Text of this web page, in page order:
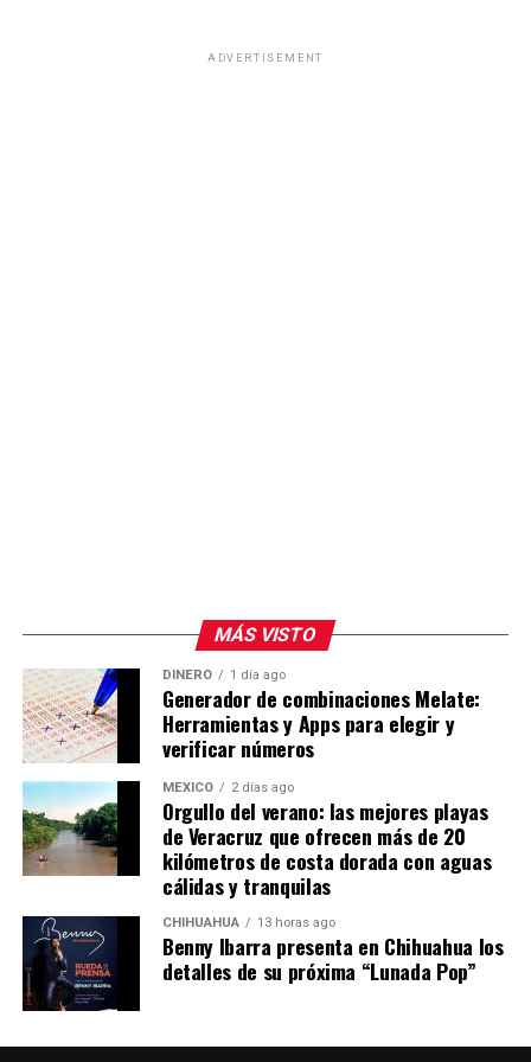
ADVERTISEMENT
MÁS VISTO
DINERO 1 día ago
Generador de combinaciones Melate:
Herramientas y Apps para elegir y
verificar números
MÉXICO 2 días ago
Orgullo del verano: las mejores playas
de Veracruz que ofrecen más de 20
kilómetros de costa dorada con aguas
cálidas y tranquilas
CHIHUAHUA 13 horas ago
Benny Ibarra presenta en Chihuahua los
detalles de su próxima “Lunada Pop”